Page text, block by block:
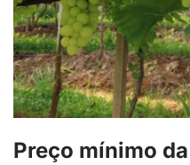
Preço mínimo